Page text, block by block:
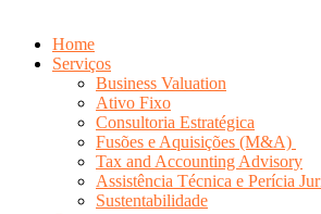
Home
Serviços
Business Valuation
Ativo Fixo
Consultoria Estratégica
Fusões e Aquisições (M&A)
Tax and Accounting Advisory
Assistência Técnica e Perícia
Sustentabilidade